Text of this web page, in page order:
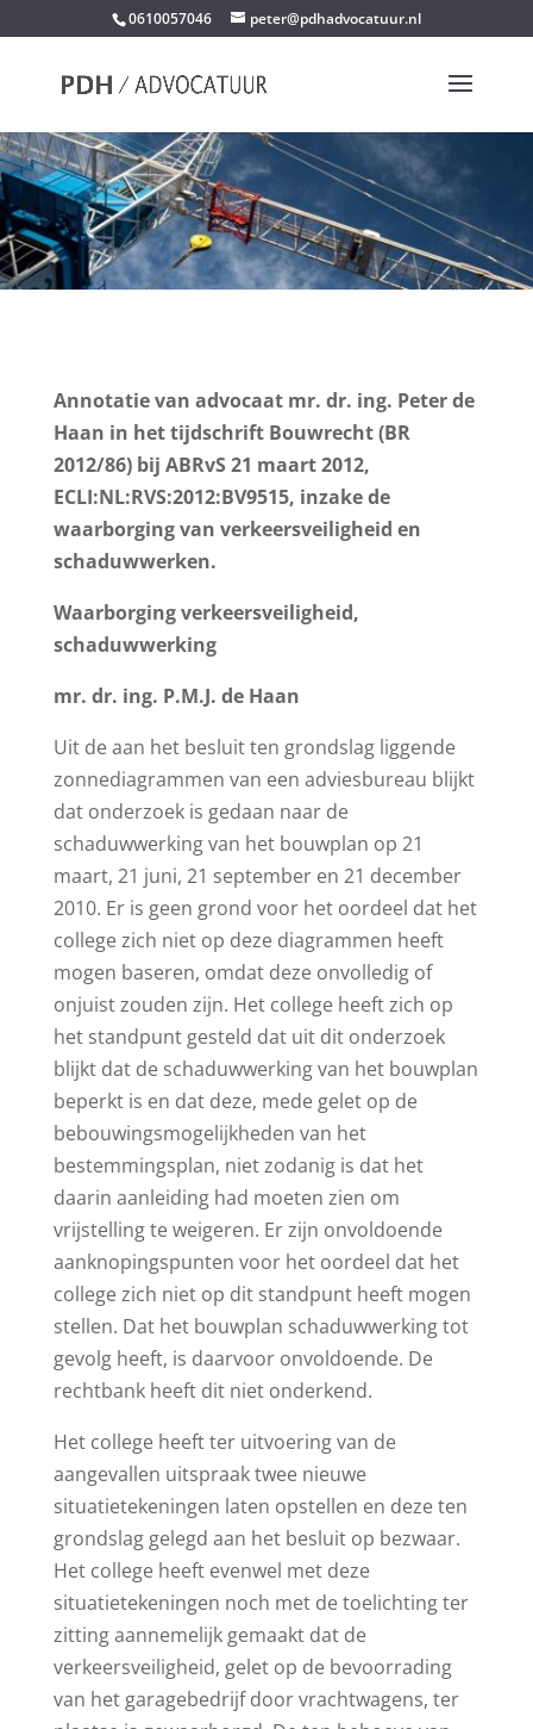
0610057046 peter@pdhadvocatuur.nl
Annotatie van advocaat mr. dr. ing. Peter de
Haan in het tijdschrift Bouwrecht (BR
2012/86) bij ABRvS 21 maart 2012,
ECLI:NL:RVS:2012:BV9515, inzake de
waarborging van verkeersveiligheid en
schaduwwerken.
Waarborging verkeersveiligheid,
schaduwwerking
mr. dr. ing. P.M.J. de Haan
Uit de aan het besluit ten grondslag liggende
zonnediagrammen van een adviesbureau blijkt
dat onderzoek is gedaan naar de
schaduwwerking van het bouwplan op 21
maart, 21 juni, 21 september en 21 december
2010. Er is geen grond voor het oordeel dat het
college zich niet op deze diagrammen heeft
mogen baseren, omdat deze onvolledig of
onjuist zouden zijn. Het college heeft zich op
het standpunt gesteld dat uit dit onderzoek
blijkt dat de schaduwwerking van het bouwplan
beperkt is en dat deze, mede gelet op de
bebouwingsmogelijkheden van het
bestemmingsplan, niet zodanig is dat het
daarin aanleiding had moeten zien om
vrijstelling te weigeren. Er zijn onvoldoende
aanknopingspunten voor het oordeel dat het
college zich niet op dit standpunt heeft mogen
stellen. Dat het bouwplan schaduwwerking tot
gevolg heeft, is daarvoor onvoldoende. De
rechtbank heeft dit niet onderkend.
Het college heeft ter uitvoering van de
aangevallen uitspraak twee nieuwe
situatietekeningen laten opstellen en deze ten
grondslag gelegd aan het besluit op bezwaar.
Het college heeft evenwel met deze
situatietekeningen noch met de toelichting ter
zitting aannemelijk gemaakt dat de
verkeersveiligheid, gelet op de bevoorrading
van het garagebedrijf door vrachtwagens, ter